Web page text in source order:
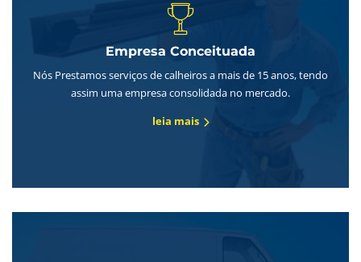
Empresa Conceituada
Nós Prestamos serviços de calheiros a mais de 15 anos, tendo
assim uma empresa consolidada no mercado.
leia mais